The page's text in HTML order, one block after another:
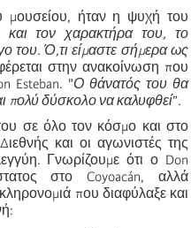
ήταν η ψυχή του
και τον χαρακτήρα του, το
του. Ό,τι είμαστε σήμερα ως
στην ανακοίνωση που
Esteban. "Ο θάνατός του θα
πολύ δύσκολο να καλυφθεί”.
σε όλο τον κόσμο και στο
και οι αγωνιστές της
Γνωρίζουμε ότι ο Don
στο Coyoacán, αλλά
που διαφύλαξε και